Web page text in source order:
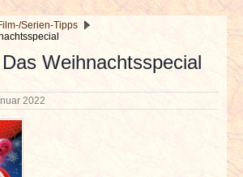
Serien-Tipps
Weihnachtsspecial
2022